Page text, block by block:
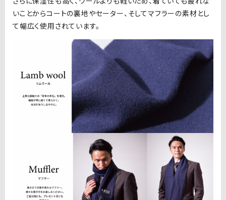
いことからコートの裏地やセーター、そしてマフラーの素材とし
て幅広く使用されています。